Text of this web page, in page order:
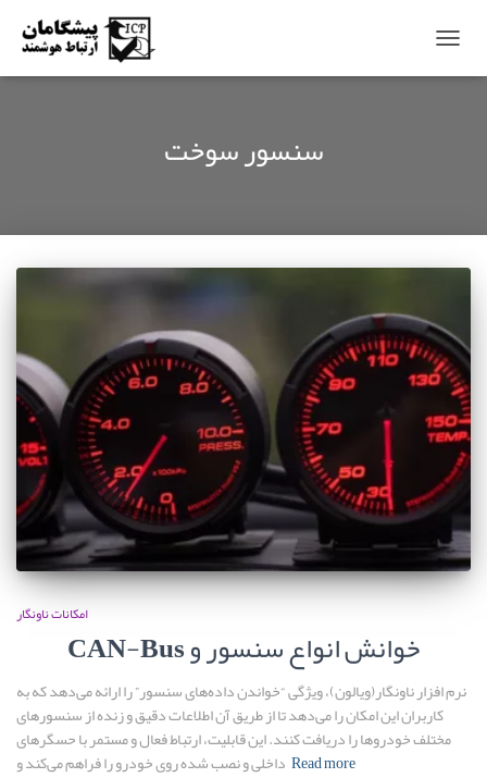
سنسور سوخت
امکانات ناونگار
CAN-Bus خوانش انواع سنسور و
نرم افزار ناونگار(ویالون)، ویژگی “خواندن داده‌های سنسور” را ارائه می‌دهد که به
کاربران این امکان را می‌دهد تا از طریق آن اطلاعات دقیق و زنده از سنسورهای
مختلف خودروها را دریافت کنند. این قابلیت، ارتباط فعال و مستمر با حسگرهای
داخلی و نصب شده روی خودرو را فراهم می‌کند و Read more